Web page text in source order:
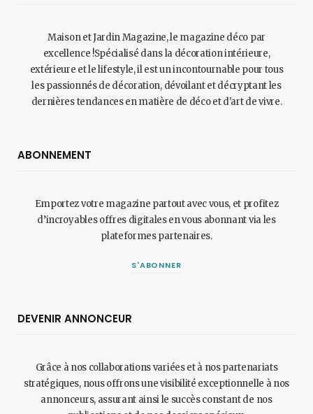
Maison et Jardin Magazine, le magazine déco par
excellence !Spécialisé dans la décoration intérieure,
extérieure et le lifestyle, il est un incontournable pour tous
les passionnés de décoration, dévoilant et décryptant les
dernières tendances en matière de déco et d'art de vivre.
ABONNEMENT
Emportez votre magazine partout avec vous, et profitez
d’incroyables offres digitales en vous abonnant via les
plateformes partenaires.
S'ABONNER
DEVENIR ANNONCEUR
Grâce à nos collaborations variées et à nos partenariats
stratégiques, nous offrons une visibilité exceptionnelle à nos
annonceurs, assurant ainsi le succès constant de nos